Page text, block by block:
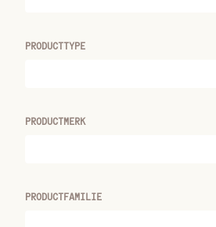
PRODUCTTYPE
PRODUCTMERK
PRODUCTFAMILIE